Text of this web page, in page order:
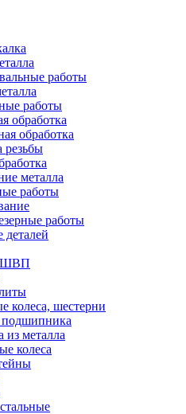
работы
работы
обработка
обработка
резьбы
металла
работы
работы
деталей
ШВП
колеса, шестерни
из металла
колеса